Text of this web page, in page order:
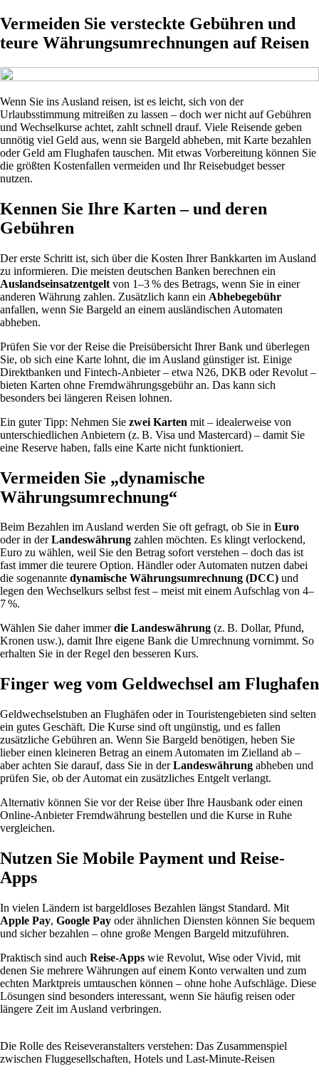
Vermeiden Sie versteckte Gebühren und
teure Währungsumrechnungen auf Reisen
Wenn Sie ins Ausland reisen, ist es leicht, sich von der
Urlaubsstimmung mitreißen zu lassen – doch wer nicht auf Gebühren
und Wechselkurse achtet, zahlt schnell drauf. Viele Reisende geben
unnötig viel Geld aus, wenn sie Bargeld abheben, mit Karte bezahlen
oder Geld am Flughafen tauschen. Mit etwas Vorbereitung können Sie
die größten Kostenfallen vermeiden und Ihr Reisebudget besser
nutzen.
Kennen Sie Ihre Karten – und deren
Gebühren
Der erste Schritt ist, sich über die Kosten Ihrer Bankkarten im Ausland
zu informieren. Die meisten deutschen Banken berechnen ein
Auslandseinsatzentgelt von 1–3 % des Betrags, wenn Sie in einer
anderen Währung zahlen. Zusätzlich kann ein Abhebegebühr
anfallen, wenn Sie Bargeld an einem ausländischen Automaten
abheben.
Prüfen Sie vor der Reise die Preisübersicht Ihrer Bank und überlegen
Sie, ob sich eine Karte lohnt, die im Ausland günstiger ist. Einige
Direktbanken und Fintech-Anbieter – etwa N26, DKB oder Revolut –
bieten Karten ohne Fremdwährungsgebühr an. Das kann sich
besonders bei längeren Reisen lohnen.
Ein guter Tipp: Nehmen Sie zwei Karten mit – idealerweise von
unterschiedlichen Anbietern (z. B. Visa und Mastercard) – damit Sie
eine Reserve haben, falls eine Karte nicht funktioniert.
Vermeiden Sie „dynamische
Währungsumrechnung“
Beim Bezahlen im Ausland werden Sie oft gefragt, ob Sie in Euro
oder in derLandeswährung zahlen möchten. Es klingt verlockend,
Euro zu wählen, weil Sie den Betrag sofort verstehen – doch das ist
fast immer die teurere Option. Händler oder Automaten nutzen dabei
die sogenannte dynamische Währungsumrechnung (DCC) und
legen den Wechselkurs selbst fest – meist mit einem Aufschlag von 4–
7 %.
Wählen Sie daher immerdie Landeswährung (z. B. Dollar, Pfund,
Kronen usw.), damit Ihre eigene Bank die Umrechnung vornimmt. So
erhalten Sie in der Regel den besseren Kurs.
Finger weg vom Geldwechsel am Flughafen
Geldwechselstuben an Flughäfen oder in Touristengebieten sind selten
ein gutes Geschäft. Die Kurse sind oft ungünstig, und es fallen
zusätzliche Gebühren an. Wenn Sie Bargeld benötigen, heben Sie
lieber einen kleineren Betrag an einem Automaten im Zielland ab –
aber achten Sie darauf, dass Sie in derLandeswährung abheben und
prüfen Sie, ob der Automat ein zusätzliches Entgelt verlangt.
Alternativ können Sie vor der Reise über Ihre Hausbank oder einen
Online-Anbieter Fremdwährung bestellen und die Kurse in Ruhe
vergleichen.
Nutzen Sie Mobile Payment und Reise-
Apps
In vielen Ländern ist bargeldloses Bezahlen längst Standard. Mit
Apple Pay, Google Pay oder ähnlichen Diensten können Sie bequem
und sicher bezahlen – ohne große Mengen Bargeld mitzuführen.
Praktisch sind auch Reise-Apps wie Revolut, Wise oder Vivid, mit
denen Sie mehrere Währungen auf einem Konto verwalten und zum
echten Marktpreis umtauschen können – ohne hohe Aufschläge. Diese
Lösungen sind besonders interessant, wenn Sie häufig reisen oder
längere Zeit im Ausland verbringen.
Die Rolle des Reiseveranstalters verstehen: Das Zusammenspiel
zwischen Fluggesellschaften, Hotels und Last-Minute-Reisen